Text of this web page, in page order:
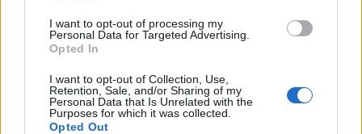
I want to opt-out of processing my
Personal Data for Targeted Advertising.
Opted In
I want to opt-out of Collection, Use,
Retention, Sale, and/or Sharing of my
Personal Data that Is Unrelated with the
Purposes for which it was collected.
Opted Out